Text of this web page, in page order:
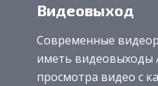
Видеовыход
Современные
иметь видеовыходы
просмотра видео с